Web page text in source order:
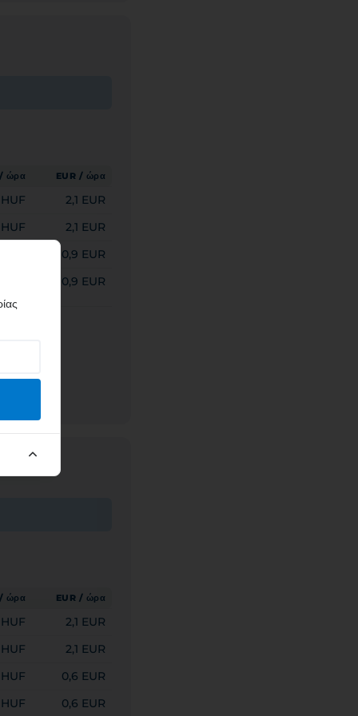
ώρα EUR / ώρα
2,1 EUR
2,1 EUR
0,9 EUR
0,9 EUR
ώρα EUR / ώρα
2,1 EUR
2,1 EUR
0,6 EUR
0,6 EUR